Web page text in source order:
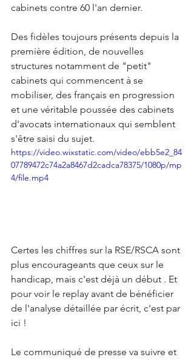
cabinets contre 60 l'an dernier.
Des fidèles toujours présents depuis la
première édition, de nouvelles
structures notamment de "petit"
cabinets qui commencent à se
mobiliser, des français en progression
et une véritable poussée des cabinets
d'avocats internationaux qui semblent
s'être saisi du sujet.
https://video.wixstatic.com/video/ebb5e2_84
07789472c74a2a8467d2cadca78375/1080p/mp
4/file.mp4
Certes les chiffres sur la RSE/RSCA sont
plus encourageants que ceux sur le
handicap, mais c'est déjà un début . Et
pour voir le replay avant de bénéficier
de l'analyse détaillée par écrit, c'est par
ici !
Le communiqué de presse va suivre et